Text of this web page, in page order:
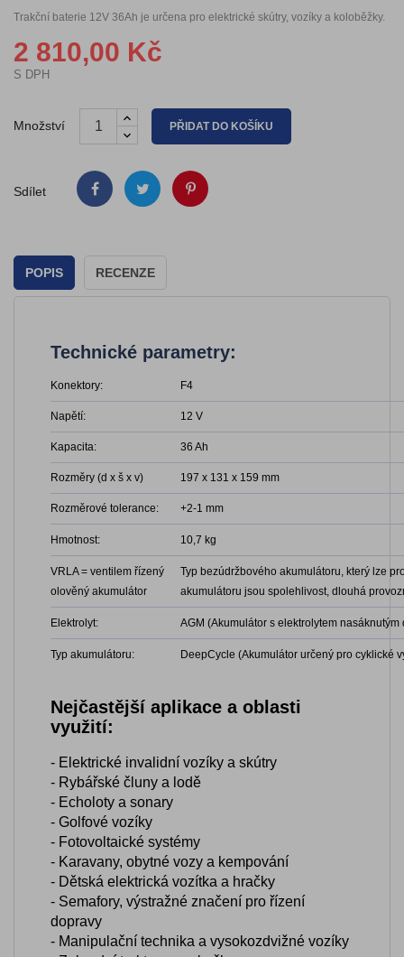
Trakční baterie 12V 36Ah je určena pro elektrické skútry, vozíky a koloběžky.
2 810,00 Kč
S DPH
Množství PŘIDAT DO KOŠÍKU
Sdílet
POPIS RECENZE
Technické parametry:
Konektory: F4
Napětí: 12 V
Kapacita: 36 Ah
Rozměry (d x š x v) 197 x 131 x 159 mm
Rozměrové tolerance: +2-1 mm
Hmotnost: 10,7 kg
VRLA = ventilem řízený
olověný akumulátor
Typ bezúdržbového akumulátoru, který lze
akumulátoru jsou spolehlivost, dlouhá
Elektrolyt: AGM (Akumulátor s elektrolytem
Typ akumulátoru: DeepCycle (Akumulátor určený pro cyklické
Nejčastější aplikace a oblasti
využití:
- Elektrické invalidní vozíky a skútry
- Rybářské čluny a lodě
- Echoloty a sonary
- Golfové vozíky
- Fotovoltaické systémy
- Karavany, obytné vozy a kempování
- Dětská elektrická vozítka a hračky
- Semafory, výstražné značení pro řízení
dopravy
- Manipulační technika a vysokozdvižné vozíky